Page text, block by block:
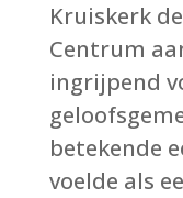
Kruiskerk
Centrum
ingrijpend
betekende
voelde als